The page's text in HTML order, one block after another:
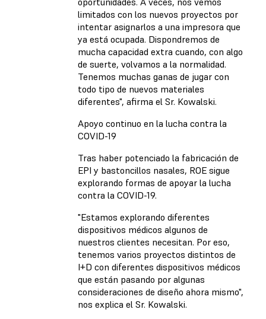
limitados con los nuevos proyectos por
intentar asignarlos a una impresora que
ya está ocupada. Dispondremos de
mucha capacidad extra cuando, con algo
de suerte, volvamos a la normalidad.
Tenemos muchas ganas de jugar con
todo tipo de nuevos materiales
diferentes", afirma el Sr. Kowalski.
Apoyo continuo en la lucha contra la
COVID-19
Tras haber potenciado la fabricación de
EPI y bastoncillos nasales, ROE sigue
explorando formas de apoyar la lucha
contra la COVID-19.
"Estamos explorando diferentes
dispositivos médicos algunos de
nuestros clientes necesitan. Por eso,
tenemos varios proyectos distintos de
I+D con diferentes dispositivos médicos
que están pasando por algunas
consideraciones de diseño ahora mismo",
nos explica el Sr. Kowalski.